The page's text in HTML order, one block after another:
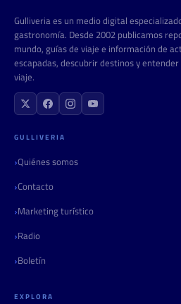
Gulliveria es un medio digital
gastronomía. Desde 2002 publicamos
mundo, guías de viaje e información de
escapadas, descubrir destinos y
viaje.
GULLIVERIA
Quiénes somos
Contacto
Marketing turístico
Radio
Boletín
EXPLORA